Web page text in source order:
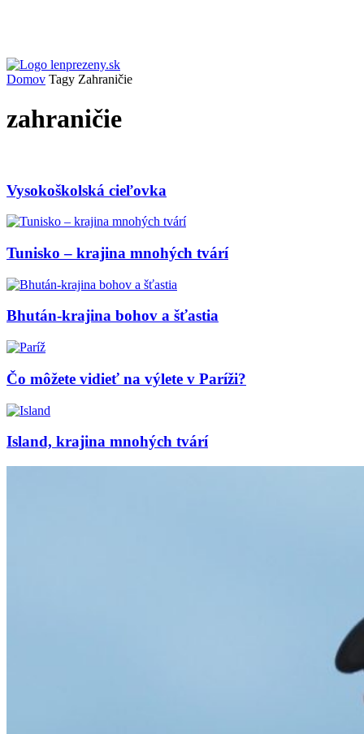
Domov Tagy Zahraničie
zahraničie
Vysokoškolská cieľovka
Tunisko – krajina mnohých tvárí
Bhután-krajina bohov a šťastia
Čo môžete vidieť na výlete v Paríži?
Island, krajina mnohých tvárí